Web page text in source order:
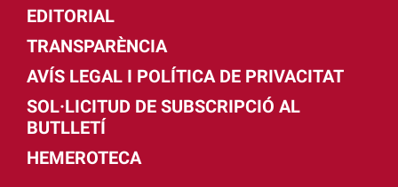
EDITORIAL
TRANSPARÈNCIA
AVÍS LEGAL I POLÍTICA DE PRIVACITAT
SOL·LICITUD DE SUBSCRIPCIÓ AL
BUTLLETÍ
HEMEROTECA